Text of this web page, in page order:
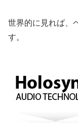
世界的に見れば、
す。